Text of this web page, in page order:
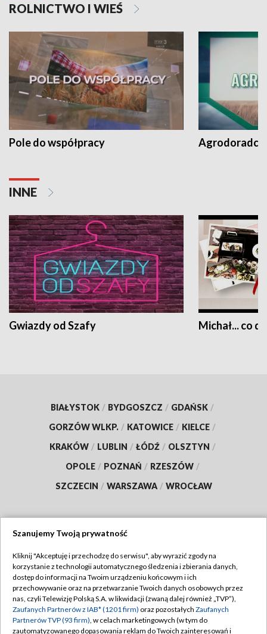
ROLNICTWO I WIEŚ
Pole do współpracy Agrodoradcy
INNE
Gwiazdy od Szafy Michał... co
BIAŁYSTOK / BYDGOSZCZ / GDAŃSK /
GORZÓW WLKP. / KATOWICE / KIELCE /
KRAKÓW / LUBLIN / ŁÓDŹ / OLSZTYN /
OPOLE / POZNAŃ / RZESZÓW /
SZCZECIN / WARSZAWA / WROCŁAW
TVP
Abonament TVP
Emisja w TVP
Centrum informacji TVP
Regulamin TVP
Polityka prywatności
Moje zgody
Szanujemy Twoją prywatność
Kliknij "Akceptuję i przechodzę do serwisu", aby wyrazić zgody na
korzystanie z technologii automatycznego śledzenia i zbierania danych,
dostęp do informacji na Twoim urządzeniu końcowym i ich
przechowywanie oraz na przetwarzanie Twoich danych osobowych przez
nas, czyli Telewizję Polską S.A. w likwidacji (zwaną dalej również „TVP”),
Zaufanych Partnerów z IAB* (1201 firm) oraz pozostałych Zaufanych
Partnerów TVP (93 firm), w celach marketingowych (w tym do
zautomatyzowanego dopasowania reklam do Twoich zainteresowań i